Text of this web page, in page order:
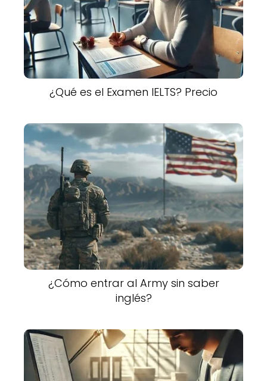
¿Qué es el Examen IELTS? Precio
¿Cómo entrar al Army sin saber
inglés?